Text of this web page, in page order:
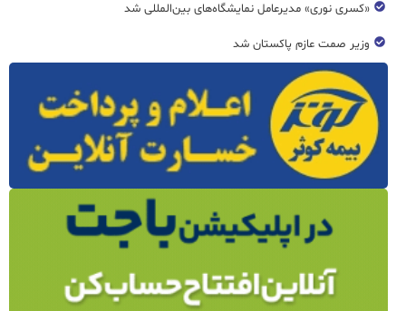
«کسری نوری» مدیرعامل نمایشگاه‌های بین‌المللی شد
وزیر صمت عازم پاکستان شد